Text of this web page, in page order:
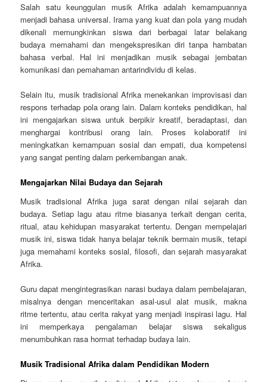
Salah satu keunggulan musik Afrika adalah kemampuannya
menjadi bahasa universal. Irama yang kuat dan pola yang mudah
dikenali memungkinkan siswa dari berbagai latar belakang
budaya memahami dan mengekspresikan diri tanpa hambatan
bahasa verbal. Hal ini menjadikan musik sebagai jembatan
komunikasi dan pemahaman antarindividu di kelas.
Selain itu, musik tradisional Afrika menekankan improvisasi dan
respons terhadap pola orang lain. Dalam konteks pendidikan, hal
ini mengajarkan siswa untuk berpikir kreatif, beradaptasi, dan
menghargai kontribusi orang lain. Proses kolaboratif ini
meningkatkan kemampuan sosial dan empati, dua kompetensi
yang sangat penting dalam perkembangan anak.
Mengajarkan Nilai Budaya dan Sejarah
Musik tradisional Afrika juga sarat dengan nilai sejarah dan
budaya. Setiap lagu atau ritme biasanya terkait dengan cerita,
ritual, atau kehidupan masyarakat tertentu. Dengan mempelajari
musik ini, siswa tidak hanya belajar teknik bermain musik, tetapi
juga memahami konteks sosial, filosofi, dan sejarah masyarakat
Afrika.
Guru dapat mengintegrasikan narasi budaya dalam pembelajaran,
misalnya dengan menceritakan asal-usul alat musik, makna
ritme tertentu, atau cerita rakyat yang menjadi inspirasi lagu. Hal
ini memperkaya pengalaman belajar siswa sekaligus
menumbuhkan rasa hormat terhadap budaya lain.
Musik Tradisional Afrika dalam Pendidikan Modern